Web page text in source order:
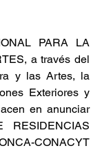
PARA LA
a través del
y las Artes, la
Exteriores y
en anunciar
RESIDENCIAS
CONACYT